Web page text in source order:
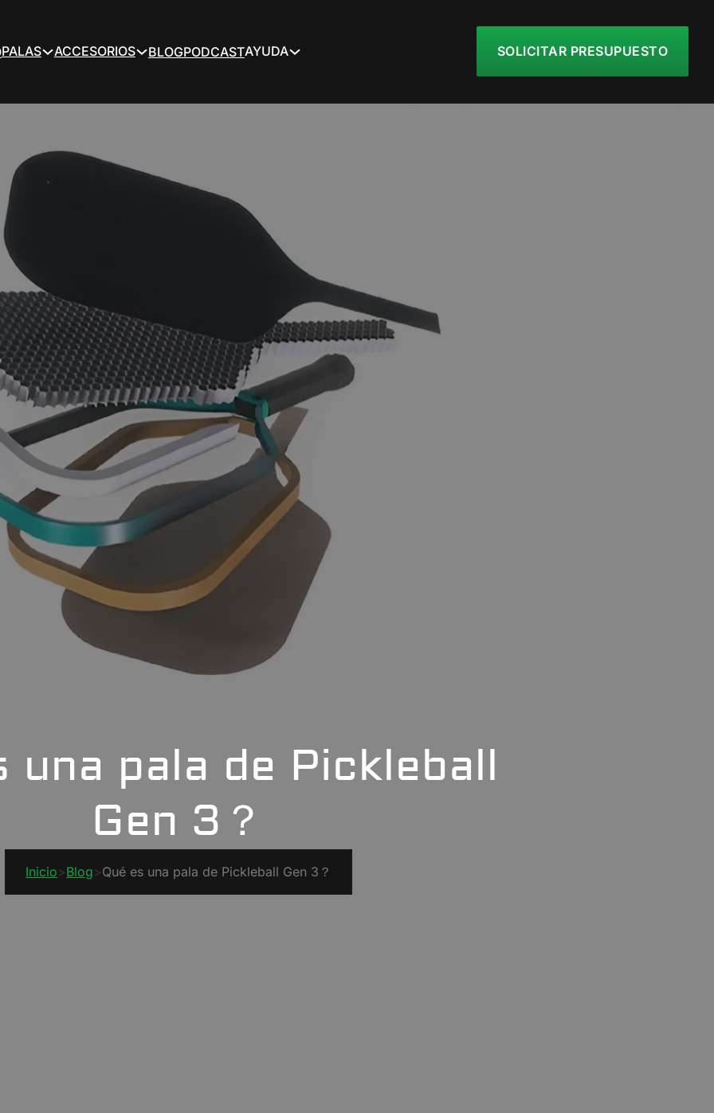
PALAS ACCESORIOS BLOGPODCASTAYUDA SOLICITAR PRESUPUESTO
una pala de Pickleball
Gen 3？
Inicio>Blog>Qué es una pala de Pickleball Gen 3？